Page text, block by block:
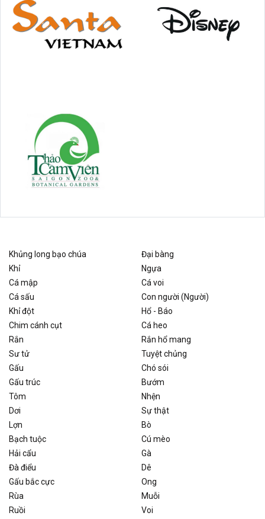
Khủng long bạo chúa
Đại bàng
Khỉ
Ngựa
Cá mập
Cá voi
Cá sấu
Con người (Người)
Khỉ đột
Hổ - Báo
Chim cánh cụt
Cá heo
Rắn
Rắn hổ mang
Sư tử
Tuyệt chủng
Gấu
Chó sói
Gấu trúc
Bướm
Tôm
Nhện
Dơi
Sự thật
Lợn
Bò
Bạch tuộc
Cú mèo
Hải cẩu
Gà
Đà điểu
Dê
Gấu bắc cực
Ong
Rùa
Muỗi
Ruồi
Voi